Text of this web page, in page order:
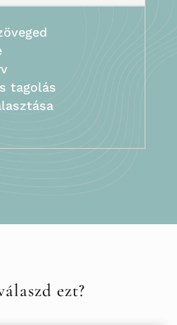
tagolás
ezt?